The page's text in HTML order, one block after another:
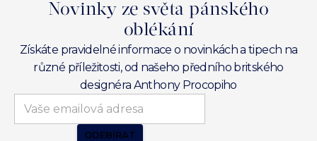
Novinky ze světa pánského
oblékání
Získáte pravidelné informace o novinkách a tipech na
různé příležitosti, od našeho předního britského
designéra Anthony Procopiho
ODEBÍRAT